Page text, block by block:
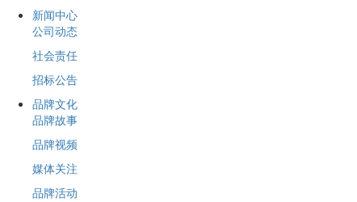
新闻中心
公司动态
社会责任
招标公告
品牌文化
品牌故事
品牌视频
媒体关注
品牌活动